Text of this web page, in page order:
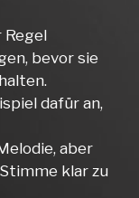
Regel
bevor sie
dafür an,
aber
klar zu